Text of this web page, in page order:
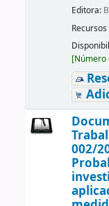
Editora:
[Número
002/